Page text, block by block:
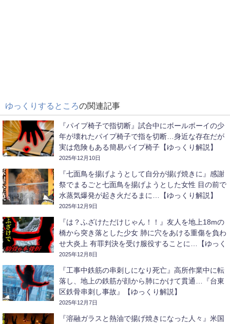
ゆっくりするところの関連記事
『パイプ椅子で指切断』試合中にボールボーイの少
年が壊れたパイプ椅子で指を切断…身近な存在だが
実は危険もある簡易パイプ椅子【ゆっくり解説】
2025年12月10日
『七面鳥を揚げようとして自分が揚げ焼きに』感謝
祭でまるごと七面鳥を揚げようとした女性 目の前で
水蒸気爆発が起き火だるまに…【ゆっくり解説】
2025年12月9日
『は？ふざけただけじゃん！！』友人を地上18mの
橋から突き落とした少女 肺に穴をあける重傷を負わ
せ大炎上 有罪判決を受け服役することに…【ゆっく
り解説】
2025年12月8日
『工事中鉄筋の串刺しになり死亡』高所作業中に転
落し、地上の鉄筋が顔から肺にかけて貫通…『台東
区鉄骨串刺し事故』【ゆっくり解説】
2025年12月7日
『溶融ガラスと熱油で揚げ焼きになった人々』米国